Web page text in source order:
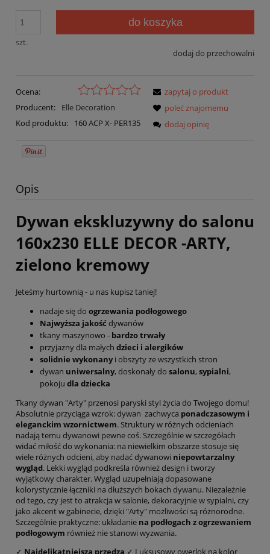
szt.
do koszyka
dodaj do przechowalni
Ocena:
Producent:
Elle Decoration
Kod produktu:
160 ACP X- PER135
zapytaj o produkt
poleć znajomemu
dodaj opinię
Opis
Dywan ekskluzywny do salonu
160x230 ELLE DECOR -ARTY,
zielono kremowy
Jeteśmy hurtownią - u nas kupisz taniej!
nadaje się do ogrzewania podłogowego
Najwyższa jakość dywanów
tkany maszynowo - bardzo trwały
przyjazny dla małych dzieci i alergików
solidnie wykonanyi obszyty ze wszystkich stron
dywan uniwersalny, doskonały do salonu, sypialni,
pokoju dla dziecka
Tkany dywan "Arty" przenosi paryski styl życia do Twojego domu!
Absolutnie przyciąga wzrok: dywan zachwyca ponadczasowym i
eleganckim wzornictwem. Struktury w różnych odcieniach
nadają temu dywanowi pewne coś. Szczególnie w szczegółach
widać miłość do wykonania: na niewielkim obszarze stosuje się
wiele różnych odcieni, aby nadać dywanowi niepowtarzalny
wygląd. Lekki wygląd podkreśla również design i tworzy
wyjątkowy charakter. Wygląd uzupełniają dopasowane
kolorystycznie łączniki na dłuższych bokach dywanu. Niezależnie
od tego, czy jest to atrakcja w salonie, dekoracyjnie w sypialni, czy
jako akcent w gabinecie, dzięki "Arty" możliwości są różnorodne.
Szczególnie praktyczne: układanie na podłogach z ogrzewaniem
podłogowym również nie stanowi wyzwania.
✓ Najdelikatniejsza przędza ✓ Luksusowy owerlok na kolor